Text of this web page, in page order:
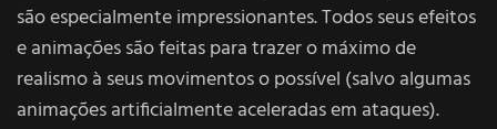
são especialmente impressionantes. Todos seus efeitos
e animações são feitas para trazer o máximo de
realismo à seus movimentos o possível (salvo algumas
animações artificialmente aceleradas em ataques).